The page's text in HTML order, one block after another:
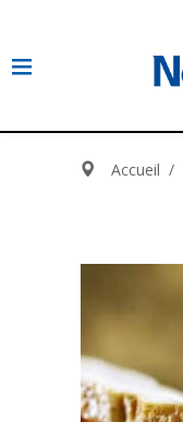
Accueil /